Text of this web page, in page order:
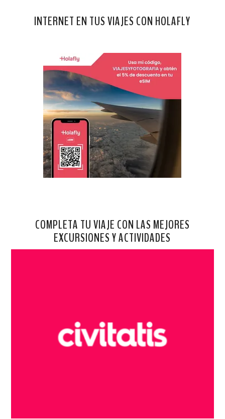
INTERNET EN TUS VIAJES CON HOLAFLY
COMPLETA TU VIAJE CON LAS MEJORES
EXCURSIONES Y ACTIVIDADES